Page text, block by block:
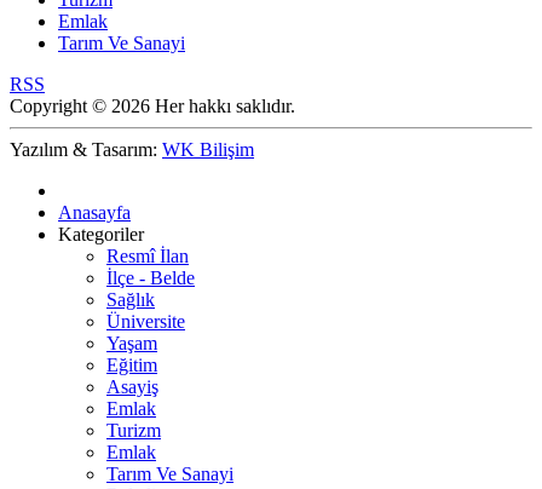
Emlak
Tarım Ve Sanayi
RSS
Copyright © 2026 Her hakkı saklıdır.
Yazılım & Tasarım: WK Bilişim
Anasayfa
Kategoriler
Resmî İlan
İlçe - Belde
Sağlık
Üniversite
Yaşam
Eğitim
Asayiş
Emlak
Turizm
Emlak
Tarım Ve Sanayi